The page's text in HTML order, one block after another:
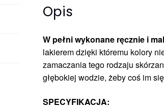
Opis
W pełni wykonane ręcznie i
lakierem dzięki któremu kolory
zamaczania tego rodzaju
głębokiej wodzie, żeby coś im
SPECYFIKACJA: